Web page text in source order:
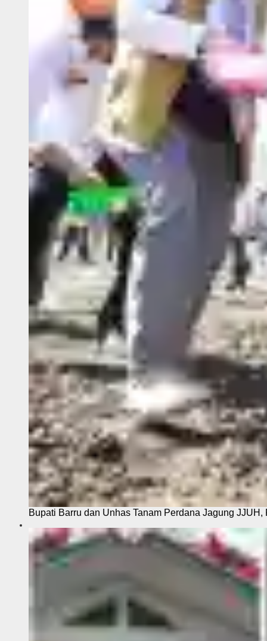
Bupati Barru dan Unhas Tanam Perdana Jagung